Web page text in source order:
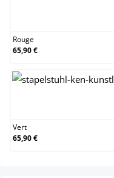
Rouge
65,90 €
Vert
65,90 €